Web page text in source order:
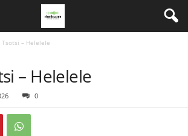
Tsotsi – Helelele
– Helelele
0